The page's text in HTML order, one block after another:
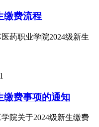
缴费流程
药职业学院2024级新生
缴费事项的通知
院关于2024级新生缴费